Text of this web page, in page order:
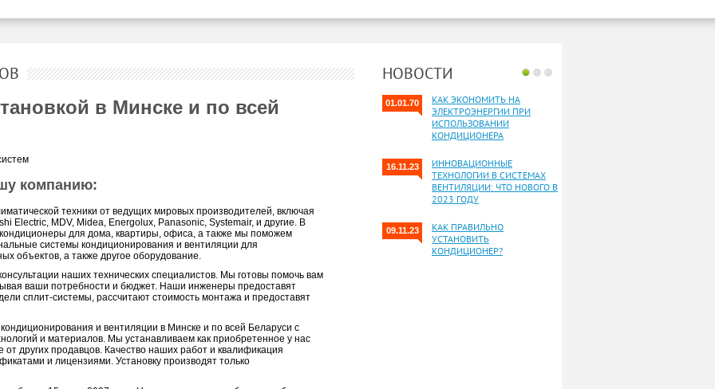
в Минске и по всей
компанию:
техники от ведущих мировых производителей, включая
Electric, MDV, Midea, Energolux, Panasonic, Systemair, и другие. В
для дома, квартиры, офиса, а также мы поможем
системы кондиционирования и вентиляции для
объектов, а также другое оборудование.
наших технических специалистов. Мы готовы помочь вам
ваши потребности и бюджет. Наши инженеры предоставят
сплит-системы, рассчитают стоимость монтажа и предоставят
и вентиляции в Минске и по всей Беларуси с
и материалов. Мы устанавливаем как приобретенное у нас
от других продавцов. Качество наших работ и квалификация
и лицензиями. Установку производят только
НОВОСТИ
01.01.70
КАК ЭКОНОМИТЬ НА
ЭЛЕКТРОЭНЕРГИИ ПРИ
ИСПОЛЬЗОВАНИИ
КОНДИЦИОНЕРА
16.11.23
ИННОВАЦИОННЫЕ
ТЕХНОЛОГИИ В СИСТЕМАХ
ВЕНТИЛЯЦИИ: ЧТО НОВОГО В
2023 ГОДУ
09.11.23
КАК ПРАВИЛЬНО
УСТАНОВИТЬ
КОНДИЦИОНЕР?